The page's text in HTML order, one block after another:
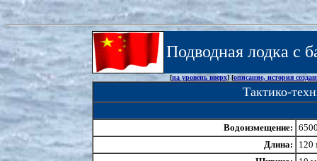
Подводная лодка с
[на уровень вверх] [описание, история
Тактико-
Водоизмещение:
Длина:
120